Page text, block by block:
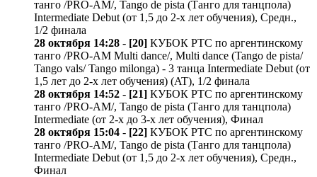
танго /PRO-AM/, Tango de pista (Танго для танцпола)
Intermediate Debut (от 1,5 до 2-х лет обучения), Средн.,
1/2 финала
28 октября 14:28 - [20] КУБОК РТС по аргентинскому
танго /PRO-AM Multi dance/, Multi dance (Tango de pista/
Tango vals/ Tango milonga) - 3 танца Intermediate Debut (от
1,5 лет до 2-х лет обучения) (AT), 1/2 финала
28 октября 14:52 - [21] КУБОК РТС по аргентинскому
танго /PRO-AM/, Tango de pista (Танго для танцпола)
Intermediate (от 2-х до 3-х лет обучения), Финал
28 октября 15:04 - [22] КУБОК РТС по аргентинскому
танго /PRO-AM/, Tango de pista (Танго для танцпола)
Intermediate Debut (от 1,5 до 2-х лет обучения), Средн.,
Финал